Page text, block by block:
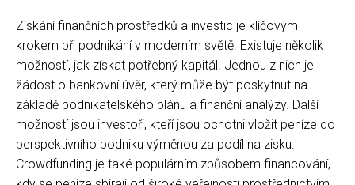
Získání finančních prostředků a investic je klíčovým
krokem při podnikání v moderním světě. Existuje několik
možností, jak získat potřebný kapitál. Jednou z nich je
žádost o bankovní úvěr, který může být poskytnut na
základě podnikatelského plánu a finanční analýzy. Další
možností jsou investoři, kteří jsou ochotni vložit peníze do
perspektivního podniku výměnou za podíl na zisku.
Crowdfunding je také populárním způsobem financování,